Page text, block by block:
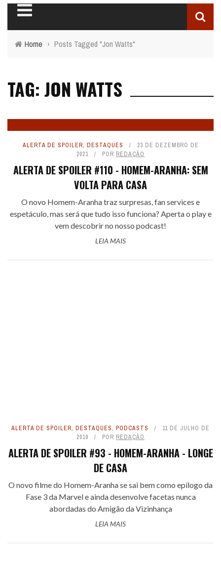
Home › Posts Tagged "Jon Watts"
TAG: JON WATTS
ALERTA DE SPOILER, DESTAQUES
23 DE DEZEMBRO DE
2021
POR REDAÇÃO
ALERTA DE SPOILER #110 - HOMEM-ARANHA: SEM
VOLTA PARA CASA
O novo Homem-Aranha traz surpresas, fan services e
espetáculo, mas será que tudo isso funciona? Aperta o play e
vem descobrir no nosso podcast!
LEIA MAIS
ALERTA DE SPOILER, DESTAQUES, PODCASTS
11 DE JULHO DE
2019
POR REDAÇÃO
ALERTA DE SPOILER #93 - HOMEM-ARANHA - LONGE
DE CASA
O novo filme do Homem-Aranha se sai bem como epílogo da
Fase 3 da Marvel e ainda desenvolve facetas nunca
abordadas do Amigão da Vizinhança
LEIA MAIS